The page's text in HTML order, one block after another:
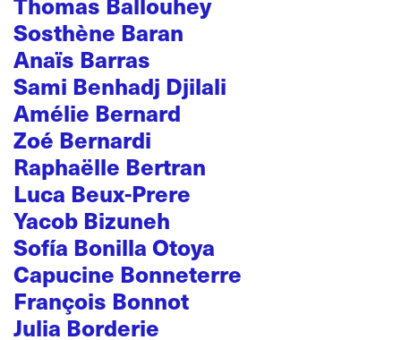
Sosthène Baran
Anaïs Barras
Sami Benhadj Djilali
Amélie Bernard
Zoé Bernardi
Raphaëlle Bertran
Luca Beux-Prere
Yacob Bizuneh
Sofía Bonilla Otoya
Capucine Bonneterre
François Bonnot
Julia Borderie